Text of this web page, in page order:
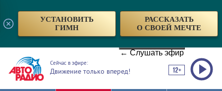
УСТАНОВИТЬ
ГИМН
РАССКАЗАТЬ
О СВОЕЙ МЕЧТЕ
← Слушать эфир
Сейчас в эфире:
Движение только вперед!